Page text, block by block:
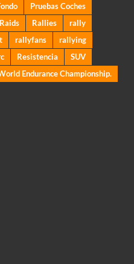
Pruebas Coches
Raids Rallies
rally
rallyfans
rallying
Resistencia
SUV
Endurance Championship.